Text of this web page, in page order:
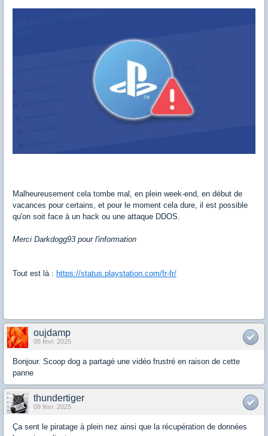
Malheureusement cela tombe mal, en plein week-end, en début de
vacances pour certains, et pour le moment cela dure, il est possible
qu'on soit face à un hack ou une attaque DDOS.
Merci Darkdogg93 pour l'information
Tout est là : https://status.playstation.com/fr-fr/
oujdamp
08 févr. 2025
Bonjour. Scoop dog a partagé une vidéo frustré en raison de cette
panne
thundertiger
09 févr. 2025
Ça sent le piratage à plein nez ainsi que la récupération de données